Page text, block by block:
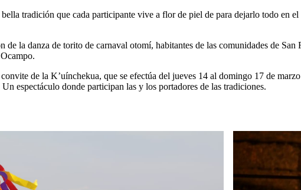
tradición que cada participante vive a flor de piel de para dejarlo todo en
de la danza de torito de carnaval otomí, habitantes de las comunidades de
de la K’uínchekua, que se efectúa del jueves 14 al domingo 17 de
espectáculo donde participan las y los portadores de las tradiciones.